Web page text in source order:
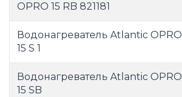
OPRO 15 RB 821181
Водонагреватель Atlantic OPRO
15 S 1
Водонагреватель Atlantic OPRO
15 SB